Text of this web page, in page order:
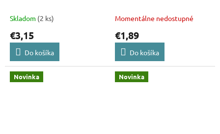
Skladom (2 ks)
€3,15
Do košíka
Momentálne nedostupné
€1,89
Do košíka
Novinka Novinka